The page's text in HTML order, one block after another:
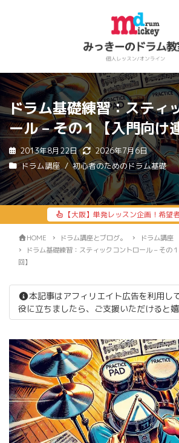
ドラム基礎練習：スティ
ール – その１【入門向け
2013年8月22日
2026年7月6日
ドラム講座
初心者のためのドラム基礎
【大阪】単発レッスン企画！希望
HOME ドラム講座とブログ。
ドラム講座
ドラム基礎練習：スティックコントロール – その
回】
本記事はアフィリエイト広告を利用し
役に立ちましたら、ご支援いただけると嬉